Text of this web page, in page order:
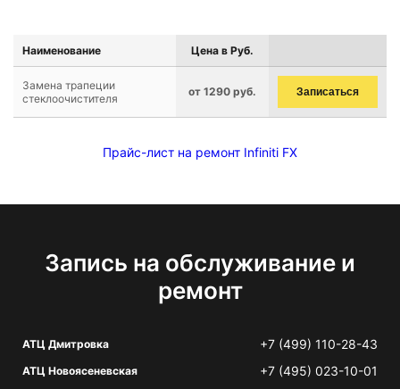
Наименование Цена в Руб.
Замена трапеции
стеклоочистителя
от 1290 руб. Записаться
Прайс-лист на ремонт Infiniti FX
Запись на обслуживание и
ремонт
АТЦ Дмитровка +7 (499) 110-28-43
АТЦ Новоясеневская +7 (495) 023-10-01